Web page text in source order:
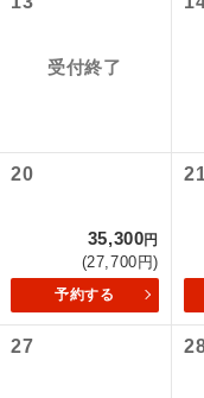
受付終了
20
35,300円
(27,700円)
予約する
27ンターでのお申し込
の観光案内がありま
化遺産や自然遺産を訪
スです。
す。